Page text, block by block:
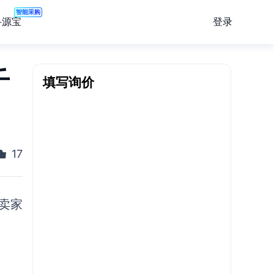
宝
智能采购
登录
17
家